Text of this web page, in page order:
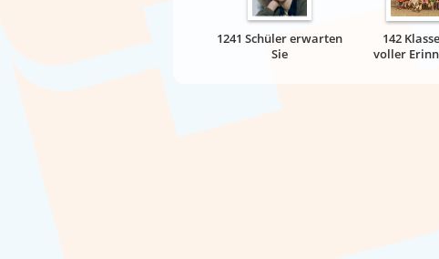
1241 Schüler erwarten
Sie
142
voller